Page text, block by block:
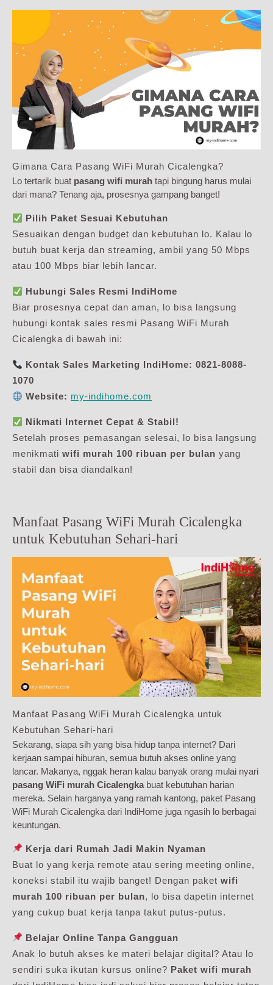
Gimana Cara Pasang WiFi Murah Cicalengka?
Lo tertarik buat pasang wifi murah tapi bingung harus mulai
dari mana? Tenang aja, prosesnya gampang banget!
Pilih Paket Sesuai Kebutuhan
Sesuaikan dengan budget dan kebutuhan lo. Kalau lo
butuh buat kerja dan streaming, ambil yang 50 Mbps
atau 100 Mbps biar lebih lancar.
Hubungi Sales Resmi IndiHome
Biar prosesnya cepat dan aman, lo bisa langsung
hubungi kontak sales resmi Pasang WiFi Murah
Cicalengka di bawah ini:
Kontak Sales Marketing IndiHome: 0821-8088-
1070
Website: my-indihome.com
Nikmati Internet Cepat & Stabil!
Setelah proses pemasangan selesai, lo bisa langsung
menikmati wifi murah 100 ribuan per bulan yang
stabil dan bisa diandalkan!
Manfaat Pasang WiFi Murah Cicalengka
untuk Kebutuhan Sehari-hari
Manfaat Pasang WiFi Murah Cicalengka untuk
Kebutuhan Sehari-hari
Sekarang, siapa sih yang bisa hidup tanpa internet? Dari
kerjaan sampai hiburan, semua butuh akses online yang
lancar. Makanya, nggak heran kalau banyak orang mulai nyari
pasang WiFi murah Cicalengka buat kebutuhan harian
mereka. Selain harganya yang ramah kantong, paket Pasang
WiFi Murah Cicalengka dari IndiHome juga ngasih lo berbagai
keuntungan.
Kerja dari Rumah Jadi Makin Nyaman
Buat lo yang kerja remote atau sering meeting online,
koneksi stabil itu wajib banget! Dengan paket wifi
murah 100 ribuan per bulan, lo bisa dapetin internet
yang cukup buat kerja tanpa takut putus-putus.
Belajar Online Tanpa Gangguan
Anak lo butuh akses ke materi belajar digital? Atau lo
sendiri suka ikutan kursus online? Paket wifi murah